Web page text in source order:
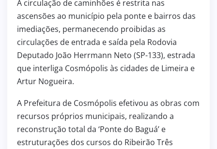
A circulação de caminhões é restrita nas
ascensões ao município pela ponte e bairros das
imediações, permanecendo proibidas as
circulações de entrada e saída pela Rodovia
Deputado João Herrmann Neto (SP-133), estrada
que interliga Cosmópolis às cidades de Limeira e
Artur Nogueira.
A Prefeitura de Cosmópolis efetivou as obras com
recursos próprios municipais, realizando a
reconstrução total da ‘Ponte do Baguá’ e
estruturações dos cursos do Ribeirão Três